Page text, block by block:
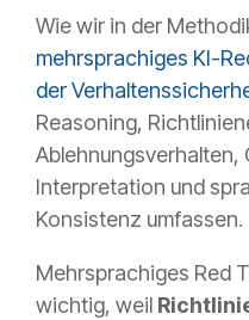
Wie wir in der
mehrsprachiges KI-
der
Reasoning,
Ablehnungsverhalten,
Interpretation und
Konsistenz umfassen.
Mehrsprachiges Red
wichtig, weil